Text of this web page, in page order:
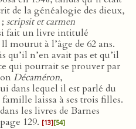
de la généalogie des dieux,
scripsit et carmen
fait un livre intitulé
Il mourut à l’âge de 62 ans.
n’en avait pas et qu’il
qui pourrait se prouver par
Décaméron,
dans lequel il est parlé du
laissa à ses trois filles.
les livres de Barnes
129. [13][54]